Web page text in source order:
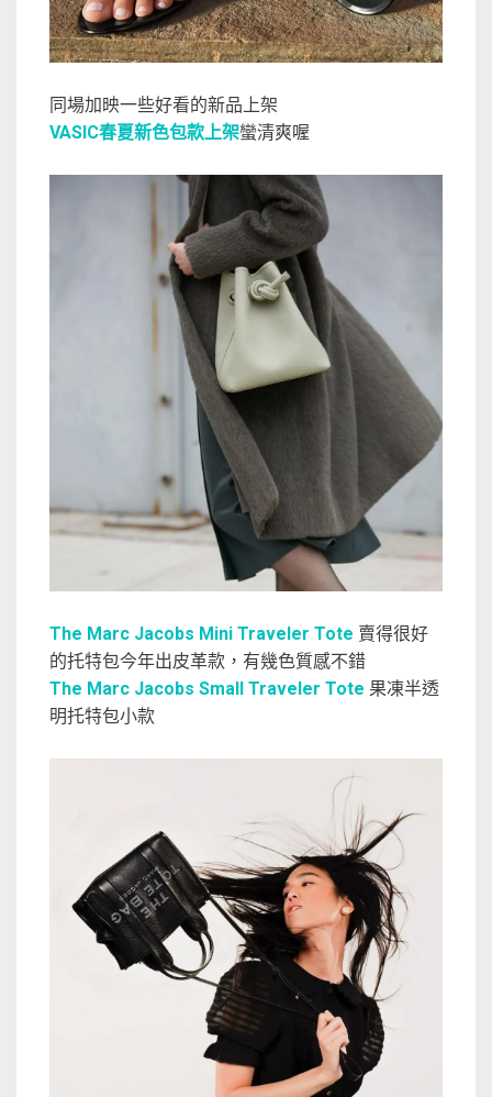
同場加映一些好看的新品上架
VASIC春夏新色包款上架蠻清爽喔
The Marc Jacobs Mini Traveler Tote 賣得很好
的托特包今年出皮革款，有幾色質感不錯
The Marc Jacobs Small Traveler Tote 果凍半透
明托特包小款